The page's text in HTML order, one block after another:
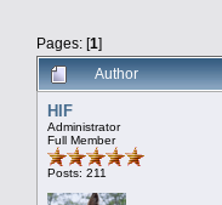
Pages: [1]
Author
HIF
Administrator
Full Member
Posts: 211